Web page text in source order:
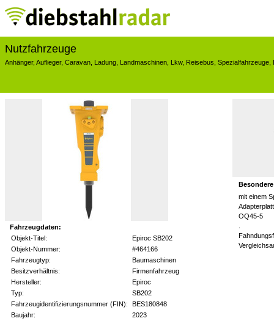
Nutzfahrzeuge
Anhänger, Auflieger, Caravan Ladung Landmaschinen Lkw, Reisebus Spezialfahrzeuge
Fahrzeugdaten:
Objekt-Titel:
Epiroc SB202
Objekt-Nummer:
#464166
Fahrzeugtyp:
Baumaschinen
Besitzverhältnis:
Firmenfahrzeug
Hersteller:
Epiroc
Typ:
SB202
Fahrzeugidentifizierungsnummer (FIN):
BES180848
Baujahr:
2023
mit einem
OQ45-5